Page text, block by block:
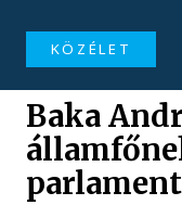
KÖZÉLET
Baka